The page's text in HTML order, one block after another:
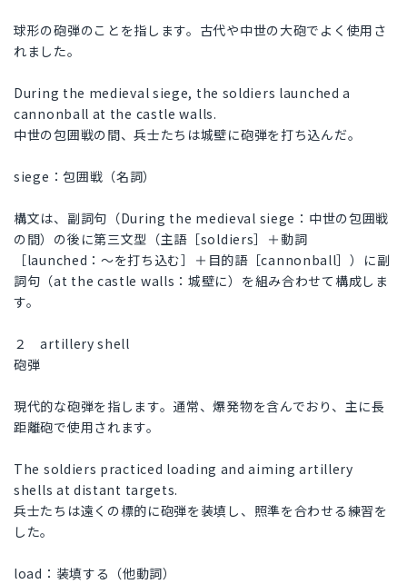
球形の砲弾のことを指します。古代や中世の大砲でよく使用さ
れました。
During the medieval siege, the soldiers launched a
cannonball at the castle walls.
中世の包囲戦の間、兵士たちは城壁に砲弾を打ち込んだ。
siege：包囲戦（名詞）
構文は、副詞句（During the medieval siege：中世の包囲戦
の間）の後に第三文型（主語［soldiers］＋動詞
［launched：～を打ち込む］＋目的語［cannonball］）に副
詞句（at the castle walls：城壁に）を組み合わせて構成しま
す。
２ artillery shell
砲弾
現代的な砲弾を指します。通常、爆発物を含んでおり、主に長
距離砲で使用されます。
The soldiers practiced loading and aiming artillery
shells at distant targets.
兵士たちは遠くの標的に砲弾を装填し、照準を合わせる練習を
した。
load：装填する（他動詞）